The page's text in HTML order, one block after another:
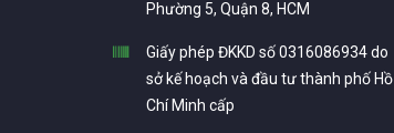
Phường 5, Quận 8, HCM
Giấy phép ĐKKD số 0316086934 do
sở kế hoạch và đầu tư thành phố Hồ
Chí Minh cấp